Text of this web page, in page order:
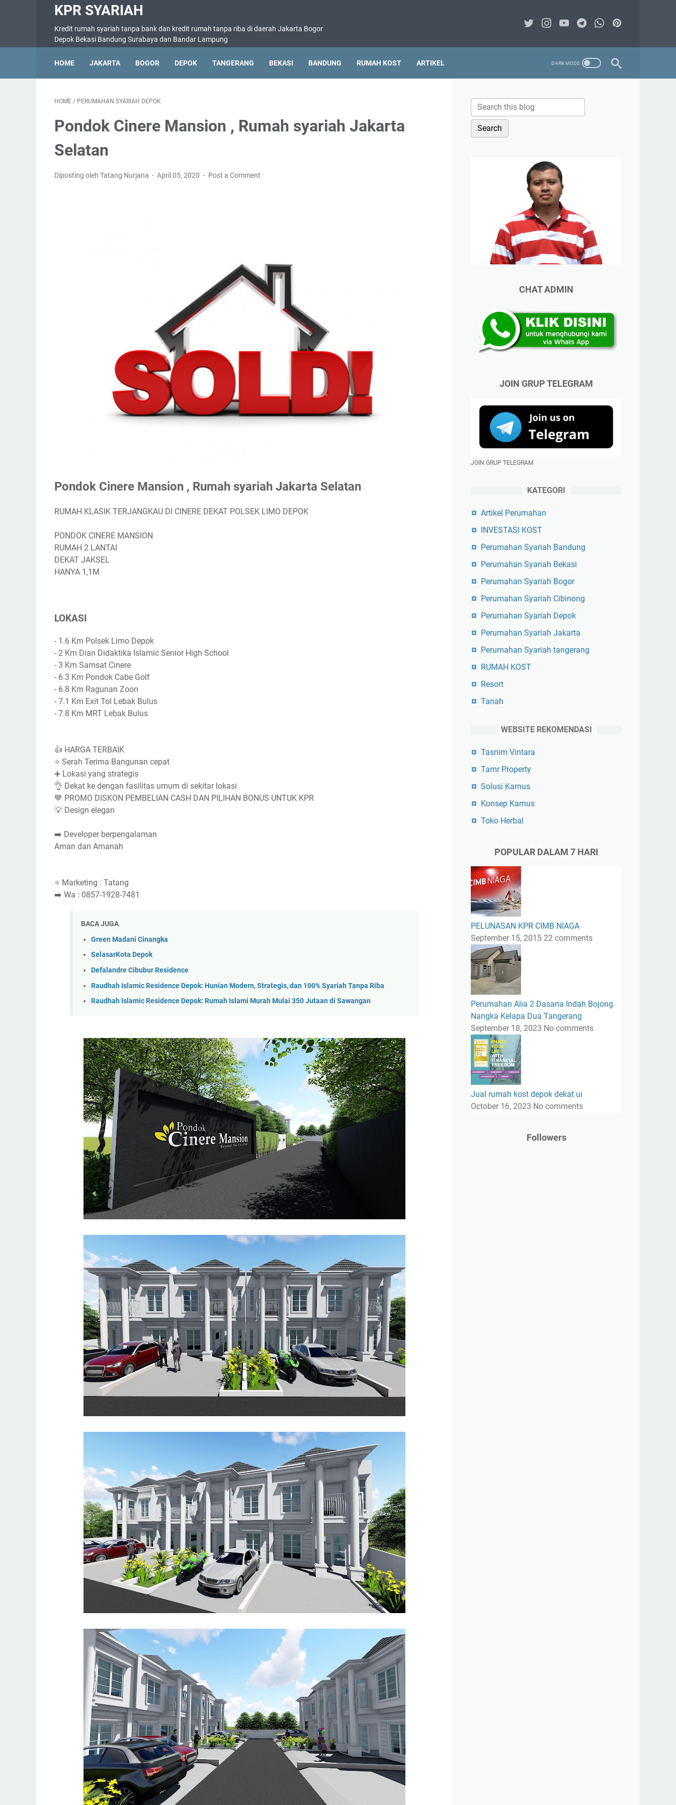
KPR SYARIAH
Kredit rumah syariah tanpa bank dan kredit rumah tanpa riba di daerah Jakarta Bogor
Depok Bekasi Bandung Surabaya dan Bandar Lampung
HOME JAKARTA BOGOR DEPOK TANGERANG BEKASI BANDUNG RUMAH KOST ARTIKEL
HOME / PERUMAHAN SYARIAH DEPOK
Pondok Cinere Mansion , Rumah syariah Jakarta
Selatan
Diposting oleh Tatang Nurjana April 05, 2020 Post a Comment
Pondok Cinere Mansion , Rumah syariah Jakarta Selatan
RUMAH KLASIK TERJANGKAU DI CINERE DEKAT POLSEK LIMO DEPOK
PONDOK CINERE MANSION
RUMAH 2 LANTAI
DEKAT JAKSEL
HANYA 1,1M
LOKASI
- 1.6 Km Polsek Limo Depok
- 2 Km Dian Didaktika Islamic Senior High School
- 3 Km Samsat Cinere
- 6.3 Km Pondok Cabe Golf
- 6.8 Km Ragunan Zoon
- 7.1 Km Exit Tol Lebak Bulus
- 7.8 Km MRT Lebak Bulus
👍 HARGA TERBAIK
⭐️ Serah Terima Bangunan cepat
➕ Lokasi yang strategis
👌 Dekat ke dengan fasilitas umum di sekitar lokasi
💙 PROMO DISKON PEMBELIAN CASH DAN PILIHAN BONUS UNTUK KPR
💡 Design elegan
➡️ Developer berpengalaman
Aman dan Amanah
⭐️ Marketing : Tatang
➡️ Wa : 0857-1928-7481
BACA JUGA
Green Madani Cinangka
SelasarKota Depok
Defalandre Cibubur Residence
Raudhah Islamic Residence Depok: Hunian Modern, Strategis, dan 100% Syariah Tanpa Riba
Raudhah Islamic Residence Depok: Rumah Islami Murah Mulai 350 Jutaan di Sawangan
CHAT ADMIN
JOIN GRUP TELEGRAM
JOIN GRUP TELEGRAM
KATEGORI
Artikel Perumahan
INVESTASI KOST
Perumahan Syariah Bandung
Perumahan Syariah Bekasi
Perumahan Syariah Bogor
Perumahan Syariah Cibinong
Perumahan Syariah Depok
Perumahan Syariah Jakarta
Perumahan Syariah tangerang
RUMAH KOST
Resort
Tanah
WEBSITE REKOMENDASI
Tasnim Vintara
Tamr Property
Solusi Karnus
Konsep Karnus
Toko Herbal
POPULAR DALAM 7 HARI
PELUNASAN KPR CIMB NIAGA
September 15, 2015 22 comments
Perumahan Alia 2 Dasana Indah Bojong
Nangka Kelapa Dua Tangerang
September 18, 2023 No comments
Jual rumah kost depok dekat ui
October 16, 2023 No comments
Followers